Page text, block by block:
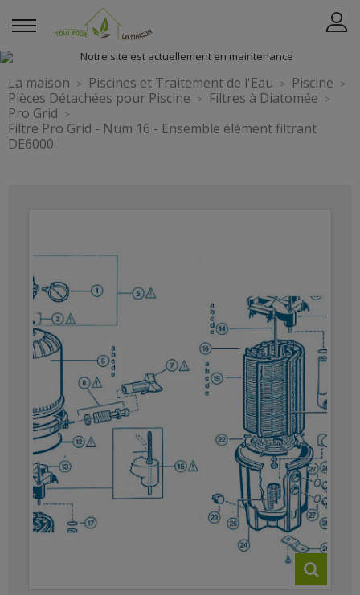
La maison Piscines et Traitement de l'Eau
Piscine
Pièces Détachées pour Piscine
Filtres à Diatomée
Pro Grid
Filtre Pro Grid - Num 16 - Ensemble élément filtrant
DE6000